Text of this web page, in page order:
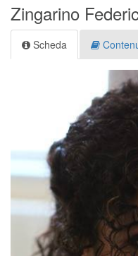
Zingarino
Scheda